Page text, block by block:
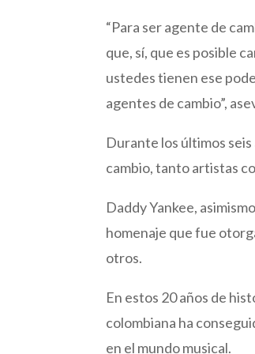
“Para ser agente de
que, sí, que es posible
ustedes tienen ese
agentes de cambio”,
Durante los últimos
cambio, tanto artistas
Daddy Yankee,
homenaje que fue
otros.
En estos 20 años de
colombiana ha
en el mundo musical.